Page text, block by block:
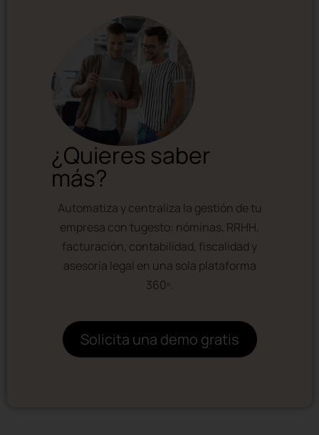
¿Quieres saber
más?
Automatiza y centraliza la gestión de tu
empresa con tugesto: nóminas, RRHH,
facturación, contabilidad, fiscalidad y
asesoría legal en una sola plataforma
360º.
Solicita una demo gratis